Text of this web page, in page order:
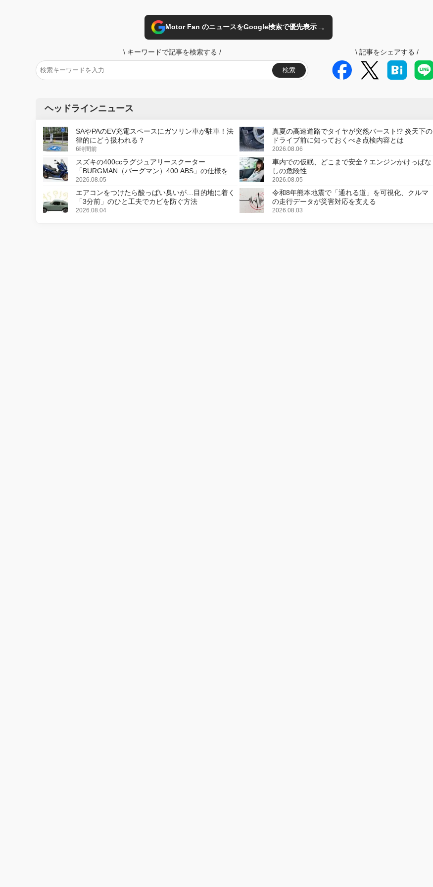
Motor Fan のニュースをGoogle検索で優先表示→
\ キーワードで記事を検索する /
検索
\ 記事をシェアする /
ヘッドラインニュース
SAやPAのEV充電スペースにガソリン車が駐車！法
律的にどう扱われる？
6時間前
真夏の高速道路でタイヤが突然バースト!? 炎天下の
ドライブ前に知っておくべき点検内容とは
2026.08.06
スズキの400ccラグジュアリースクーター
「BURGMAN（バーグマン）400 ABS」の仕様を変
更し、8月18日に発売
2026.08.05
車内での仮眠、どこまで安全？エンジンかけっぱな
しの危険性
2026.08.05
エアコンをつけたら酸っぱい臭いが…目的地に着く
「3分前」のひと工夫でカビを防ぐ方法
2026.08.04
令和8年熊本地震で「通れる道」を可視化、クルマ
の走行データが災害対応を支える
2026.08.03